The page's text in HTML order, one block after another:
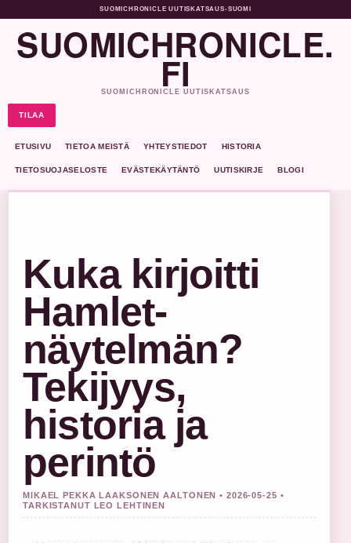
SUOMICHRONICLE UUTISKATSAUS•SUOMI
SUOMICHRONICLE.
FI
SUOMICHRONICLE UUTISKATSAUS
TILAA
ETUSIVU TIETOA MEISTÄ YHTEYSTIEDOT HISTORIA
TIETOSUOJASELOSTE EVÄSTEKÄYTÄNTÖ UUTISKIRJE BLOGI
Kuka kirjoitti
Hamlet-
näytelmän?
Tekijyys,
historia ja
perintö
MIKAEL PEKKA LAAKSONEN AALTONEN • 2026-05-25 •
TARKISTANUT LEO LEHTINEN